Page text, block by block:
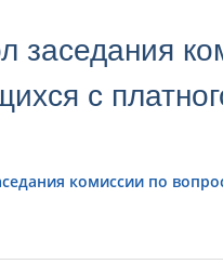
заседания
с
комиссии по